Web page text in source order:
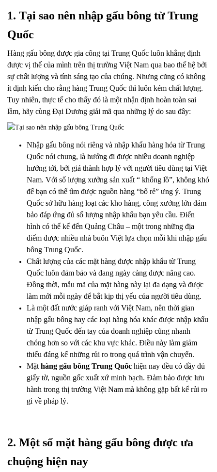
1. Tại sao nên nhập gấu bông từ Trung
Quốc
Hàng gấu bông được gia công tại Trung Quốc luôn khẳng định
được vị thế của mình trên thị trường Việt Nam qua bao thế hệ bởi
sự chất lượng và tính sáng tạo của chúng. Nhưng cũng có không
ít định kiến cho rằng hàng Trung Quốc thì luôn kém chất lượng.
Tuy nhiên, thực tế cho thấy đó là một nhận định hoàn toàn sai
lầm, hãy cùng Đại Dương giải mã qua những lý do sau đây:
Nhập gấu bông nói riêng và nhập khẩu hàng hóa từ Trung
Quốc nói chung, là hướng đi được nhiều doanh nghiệp
hướng tới, bởi giá thành hợp lý với người tiêu dùng tại Việt
Nam. Với số lượng xưởng sản xuất “ khổng lồ”, không khó
để bạn có thể tìm được nguồn hàng “bổ rẻ” ưng ý. Trung
Quốc sở hữu hàng loạt các kho hàng, công xưởng lớn đảm
bảo đáp ứng đủ số lượng nhập khẩu bạn yêu cầu. Điển
hình có thể kể đến Quảng Châu – một trong những địa
điểm được nhiều nhà buôn Việt lựa chọn mỗi khi nhập gấu
bông Trung Quốc.
Chất lượng của các mặt hàng được nhập khẩu từ Trung
Quốc luôn đảm bảo và đang ngày càng được nâng cao.
Đồng thời, mẫu mã của mặt hàng này lại đa dạng và được
làm mới mỗi ngày để bắt kịp thị yếu của người tiêu dùng.
Là một đất nước giáp ranh với Việt Nam, nên thời gian
nhập gấu bông hay các loại hàng hóa khác được nhập khẩu
từ Trung Quốc đến tay của doanh nghiệp cũng nhanh
chóng hơn so với các khu vực khác. Điều này làm giảm
thiểu đáng kể những rủi ro trong quá trình vận chuyển.
Mặt hàng gấu bông Trung Quốc hiện nay đều có đầy đủ
giấy tờ, nguồn gốc xuất xứ minh bạch. Đảm bảo được lưu
hành trong thị trường Việt Nam mà không gặp bất kể rủi ro
gì về pháp lý.
2. Một số mặt hàng gấu bông được ưa
chuộng hiện nay